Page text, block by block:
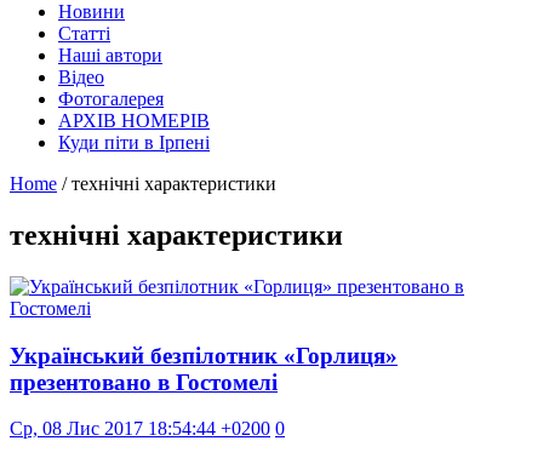
Новини
Статті
Наші автори
Відео
Фотогалерея
АРХІВ НОМЕРІВ
Куди піти в Ірпені
Home / технічні характеристики
технічні характеристики
Український безпілотник «Горлиця»
презентовано в Гостомелі
Ср, 08 Лис 2017 18:54:44 +0200 0